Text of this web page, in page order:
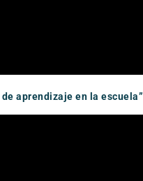
aprendizaje en la escuela”